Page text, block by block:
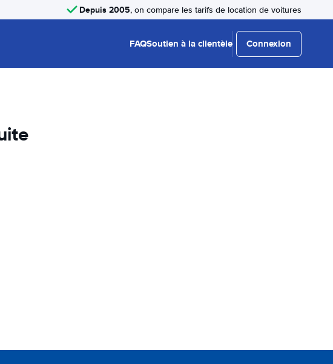
Depuis 2005, on compare les tarifs de location de voitures
FAQSoutien à la clientèle Connexion